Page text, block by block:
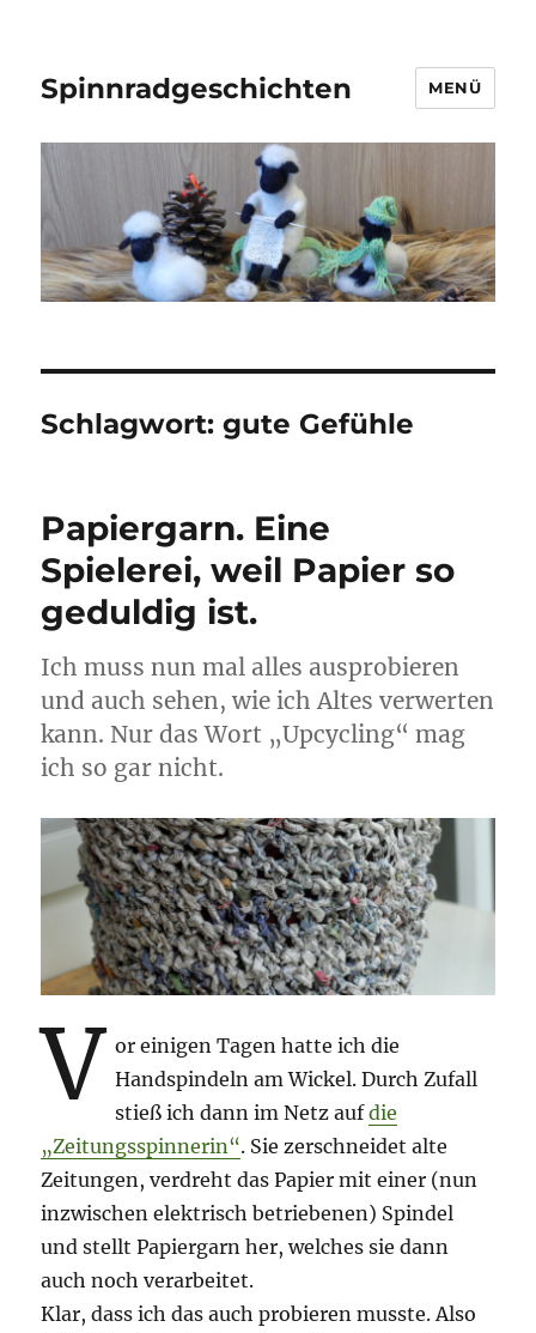
Spinnradgeschichten MENÜ
Schlagwort:gute Gefühle
Papiergarn. Eine
Spielerei, weil Papier so
geduldig ist.
Ich muss nun mal alles ausprobieren
und auch sehen, wie ich Altes verwerten
kann. Nur das Wort „Upcycling“ mag
ich so gar nicht.
V or einigen Tagen hatte ich die
Handspindeln am Wickel. Durch Zufall
stieß ich dann im Netz aufdie
„Zeitungsspinnerin“. Sie zerschneidet alte
Zeitungen, verdreht das Papier mit einer (nun
inzwischen elektrisch betriebenen) Spindel
und stellt Papiergarn her, welches sie dann
auch noch verarbeitet.
Klar, dass ich das auch probieren musste. Also